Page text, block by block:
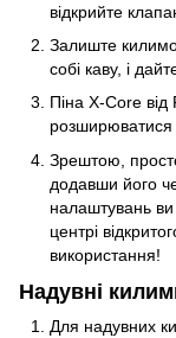
відкрийте
Залиште
собі каву, і
Піна X-Core
розширюватися
Зрештою,
додавши його
налаштувань
центрі
використання!
Надувні
Для надувних